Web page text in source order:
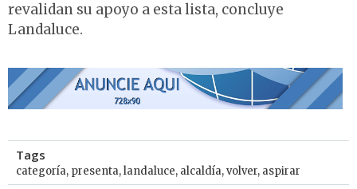
revalidan su apoyo a esta lista, concluye
Landaluce.
Tags
categoría, presenta,landaluce, alcaldía,volver, aspirar